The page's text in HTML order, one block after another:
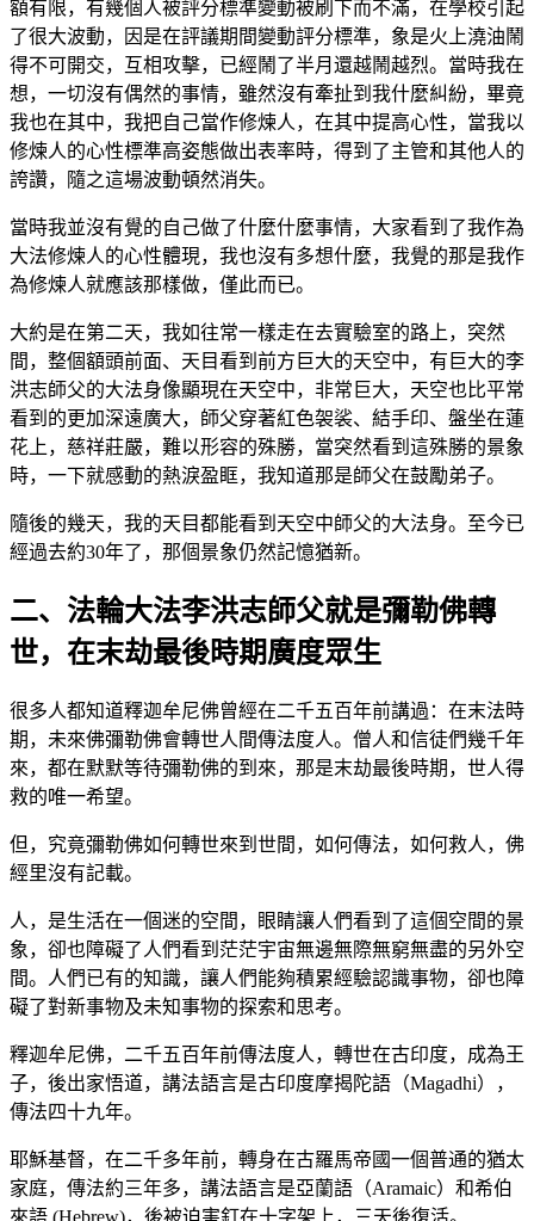
額有限，有幾個人被評分標準變動被刷下而不滿，在學校引起
了很大波動，因是在評議期間變動評分標準，象是火上澆油鬧
得不可開交，互相攻擊，已經鬧了半月還越鬧越烈。當時我在
想，一切沒有偶然的事情，雖然沒有牽扯到我什麼糾紛，畢竟
我也在其中，我把自己當作修煉人，在其中提高心性，當我以
修煉人的心性標準高姿態做出表率時，得到了主管和其他人的
誇讚，隨之這場波動頓然消失。
當時我並沒有覺的自己做了什麼什麼事情，大家看到了我作為
大法修煉人的心性體現，我也沒有多想什麼，我覺的那是我作
為修煉人就應該那樣做，僅此而已。
大約是在第二天，我如往常一樣走在去實驗室的路上，突然
間，整個額頭前面、天目看到前方巨大的天空中，有巨大的李
洪志師父的大法身像顯現在天空中，非常巨大，天空也比平常
看到的更加深遠廣大，師父穿著紅色袈裟、結手印、盤坐在蓮
花上，慈祥莊嚴，難以形容的殊勝，當突然看到這殊勝的景象
時，一下就感動的熱淚盈眶，我知道那是師父在鼓勵弟子。
隨後的幾天，我的天目都能看到天空中師父的大法身。至今已
經過去約30年了，那個景象仍然記憶猶新。
二、法輪大法李洪志師父就是彌勒佛轉
世，在末劫最後時期廣度眾生
很多人都知道釋迦牟尼佛曾經在二千五百年前講過：在末法時
期，未來佛彌勒佛會轉世人間傳法度人。僧人和信徒們幾千年
來，都在默默等待彌勒佛的到來，那是末劫最後時期，世人得
救的唯一希望。
但，究竟彌勒佛如何轉世來到世間，如何傳法，如何救人，佛
經里沒有記載。
人，是生活在一個迷的空間，眼睛讓人們看到了這個空間的景
象，卻也障礙了人們看到茫茫宇宙無邊無際無窮無盡的另外空
間。人們已有的知識，讓人們能夠積累經驗認識事物，卻也障
礙了對新事物及未知事物的探索和思考。
釋迦牟尼佛，二千五百年前傳法度人，轉世在古印度，成為王
子，後出家悟道，講法語言是古印度摩揭陀語（Magadhi），
傳法四十九年。
耶穌基督，在二千多年前，轉身在古羅馬帝國一個普通的猶太
家庭，傳法約三年多，講法語言是亞蘭語（Aramaic）和希伯